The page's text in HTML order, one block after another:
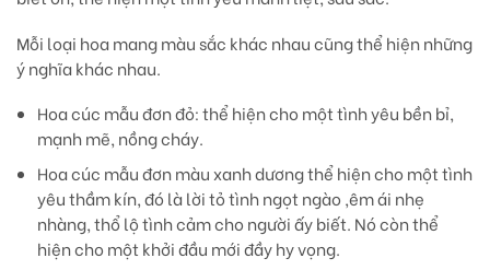
Mỗi loại hoa mang màu sắc khác nhau cũng thể hiện những
ý nghĩa khác nhau.
Hoa cúc mẫu đơn đỏ: thể hiện cho một tình yêu bền bỉ,
mạnh mẽ, nồng cháy.
Hoa cúc mẫu đơn màu xanh dươngthể hiện cho một tình
yêu thầm kín, đó là lời tỏ tình ngọt ngào ,êm ái nhẹ
nhàng, thổ lộ tình cảm cho người ấy biết. Nó còn thể
hiện cho một khởi đầu mới đầy hy vọng.